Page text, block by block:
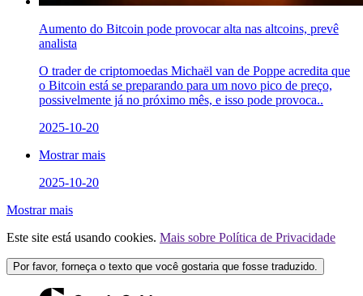
Aumento do Bitcoin pode provocar alta nas altcoins, prevê
analista
O trader de criptomoedas Michaël van de Poppe acredita que
o Bitcoin está se preparando para um novo pico de preço,
possivelmente já no próximo mês, e isso pode provoca..
2025-10-20
Mostrar mais
2025-10-20
Mostrar mais
Este site está usando cookies. Mais sobre Política de Privacidade
Por favor, forneça o texto que você gostaria que fosse traduzido.